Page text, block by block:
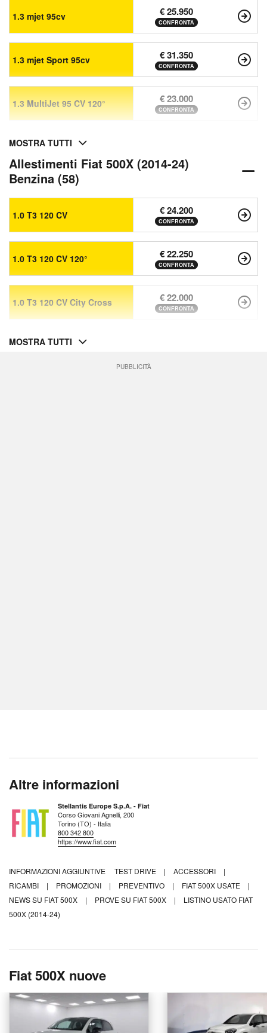
1.3 mjet 95cv € 25.950
CONFRONTA
1.3 mjet Sport 95cv € 31.350
CONFRONTA
1.3 MultiJet 95 CV 120° € 23.000
CONFRONTA
MOSTRA TUTTI
Allestimenti Fiat 500X (2014-24)
Benzina (58)
1.0 T3 120 CV € 24.200
CONFRONTA
1.0 T3 120 CV 120° € 22.250
CONFRONTA
1.0 T3 120 CV City Cross € 22.000
CONFRONTA
MOSTRA TUTTI
PUBBLICITÀ
Altre informazioni
Stellantis Europe S.p.A. - Fiat
Corso Giovani Agnelli, 200
Torino (TO) - Italia
800 342 800
https://www.fiat.com
INFORMAZIONI AGGIUNTIVE TEST DRIVE | ACCESSORI
|
RICAMBI
| PROMOZIONI | PREVENTIVO | FIAT 500X USATE
|
NEWS SU FIAT 500X
| PROVE SU FIAT 500X |
LISTINO USATO FIAT
500X (2014-24)
Fiat 500X nuove